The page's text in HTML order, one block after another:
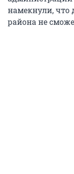
намекнули, что
района не